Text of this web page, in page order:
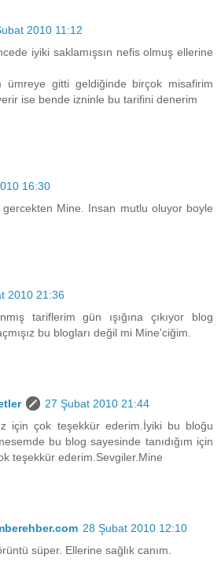
2010 11:12
iyiki saklamışsın nefis olmuş ellerine
ümreye gitti geldiğinde birçok misafirim
ise bende izninle bu tarifini denerim
16:30
Mine. Insan mutlu oluyor boyle
2010 21:36
tariflerim gün ışığına çıkıyor blog
bu blogları değil mi Mine'ciğim.
27 Şubat 2010 21:44
için çok teşekkür ederim.İyiki bu bloğu
bu blog sayesinde tanıdığım için
teşekkür ederim.Sevgiler.Mine
28 Şubat 2010 12:10
süper. Ellerine sağlık canım.